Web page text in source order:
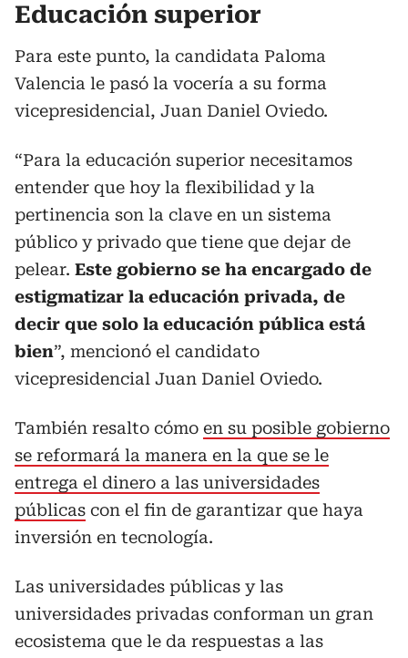
Educación superior
Para este punto, la candidata Paloma
Valencia le pasó la vocería a su forma
vicepresidencial, Juan Daniel Oviedo.
“Para la educación superior necesitamos
entender que hoy la flexibilidad y la
pertinencia son la clave en un sistema
público y privado que tiene que dejar de
pelear. Este gobierno se ha encargado de
estigmatizar la educación privada, de
decir que solo la educación pública está
bien”, mencionó el candidato
vicepresidencial Juan Daniel Oviedo.
También resalto cómo en su posible gobierno
se reformará la manera en la que se le
entrega el dinero a las universidades
públicas con el fin de garantizar que haya
inversión en tecnología.
Las universidades públicas y las
universidades privadas conforman un gran
ecosistema que le da respuestas a las